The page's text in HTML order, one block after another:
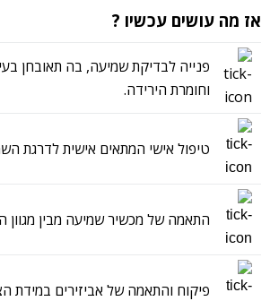
אז מה עושים עכשיו ?
פנייה לבדיקת שמיעה, בה תאובחן
וחומרת הירידה.
טיפול אישי המתאים אישית לדרגת
התאמה של מכשיר שמיעה מבין מגוון
פיקוח והתאמה של אביזירים במידת